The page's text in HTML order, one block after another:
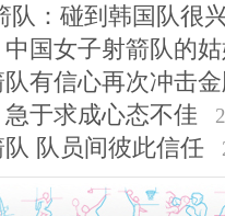
队：碰到韩国队很
国女子射箭队的
有信心再次冲击
于求成心态不佳
队员间彼此信任